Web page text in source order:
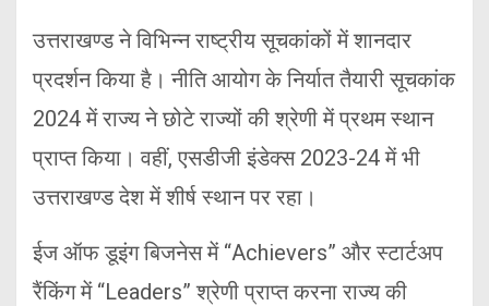
उत्तराखण्ड ने विभिन्न राष्ट्रीय सूचकांकों में शानदार
प्रदर्शन किया है। नीति आयोग के निर्यात तैयारी सूचकांक
2024 में राज्य ने छोटे राज्यों की श्रेणी में प्रथम स्थान
प्राप्त किया। वहीं, एसडीजी इंडेक्स 2023-24 में भी
उत्तराखण्ड देश में शीर्ष स्थान पर रहा।
ईज ऑफ डूइंग बिजनेस में “Achievers” और स्टार्टअप
रैंकिंग में “Leaders” श्रेणी प्राप्त करना राज्य की